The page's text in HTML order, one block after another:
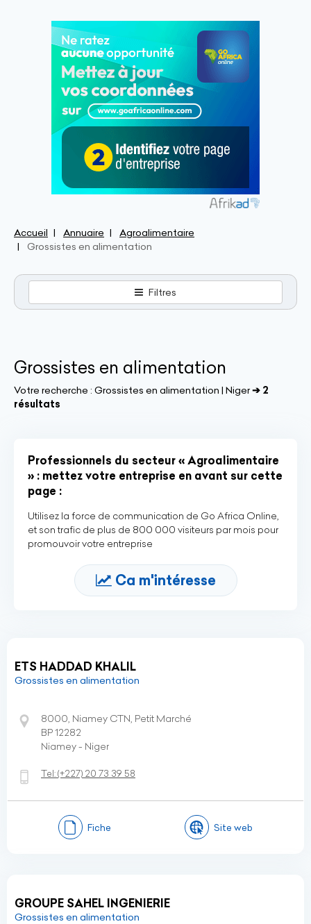
Accueil Annuaire
Agroalimentaire
Grossistes en alimentation
Filtres
Grossistes en alimentation
Votre recherche : Grossistes en alimentation | Niger➔ 2
résultats
Professionnels du secteur « Agroalimentaire
» : mettez votre entreprise en avant sur cette
page :
Utilisez la force de communication de Go Africa Online,
et son trafic de plus de 800 000 visiteurs par mois pour
promouvoir votre entreprise
Ca m'intéresse
ETS HADDAD KHALIL
Grossistes en alimentation
8000, Niamey CTN, Petit Marché
BP 12282
Niamey - Niger
Tel:(+227) 20 73 39 58
Fiche Site web
GROUPE SAHEL INGENIERIE
Grossistes en alimentation